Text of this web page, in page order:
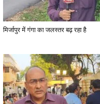
मिर्जापुर में गंगा का जलस्तर बढ़ रहा है